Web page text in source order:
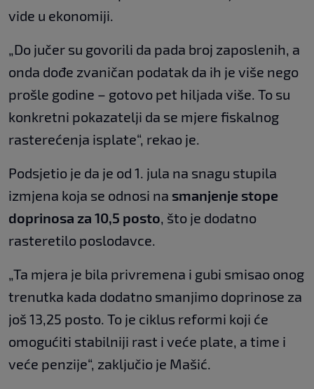
vide u ekonomiji.
„Do jučer su govorili da pada broj zaposlenih, a
onda dođe zvaničan podatak da ih je više nego
prošle godine – gotovo pet hiljada više. To su
konkretni pokazatelji da se mjere fiskalnog
rasterećenja isplate“, rekao je.
Podsjetio je da je od 1. jula na snagu stupila
izmjena koja se odnosi na smanjenje stope
doprinosa za 10,5 posto, što je dodatno
rasteretilo poslodavce.
„Ta mjera je bila privremena i gubi smisao onog
trenutka kada dodatno smanjimo doprinose za
još 13,25 posto. To je ciklus reformi koji će
omogućiti stabilniji rast i veće plate, a time i
veće penzije“, zaključio je Mašić.